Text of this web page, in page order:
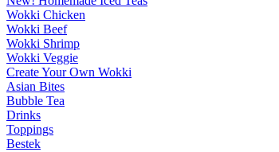
Wokki Chicken
Wokki Beef
Wokki Shrimp
Wokki Veggie
Create Your Own Wokki
Asian Bites
Bubble Tea
Drinks
Toppings
Bestek